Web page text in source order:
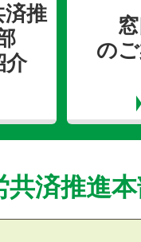
済推
介
の
共済推進